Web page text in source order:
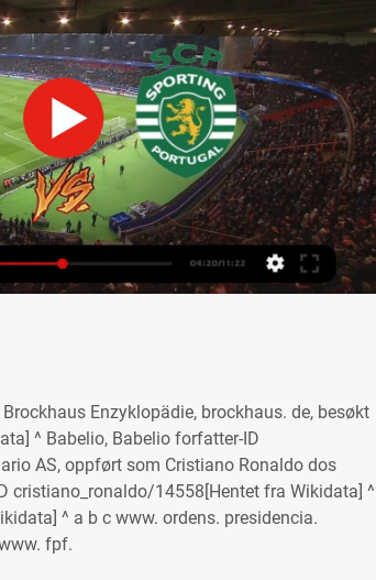
Enzyklopädie, brockhaus. de, besøkt
^ Babelio, Babelio forfatter-ID
AS, oppført som Cristiano Ronaldo dos
cristiano_ronaldo/14558[Hentet fra Wikidata] ^
^ a b c www. ordens. presidencia.
fpf.